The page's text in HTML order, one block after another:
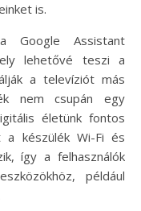
is.
Google Assistant
lehetővé teszi a
a televíziót más
nem csupán egy
életünk fontos
készülék Wi-Fi és
így a felhasználók
például